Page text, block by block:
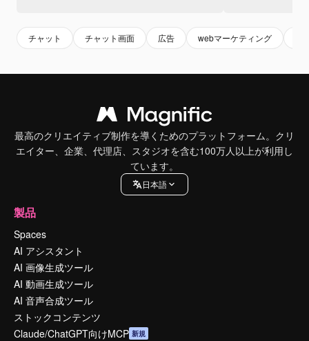
チャット チャット画面 広告 webマーケティング
最高のクリエイティブ制作を導くためのプラットフォーム。クリ
エイター、企業、代理店、スタジオを含む100万人以上が利用し
ています。
日本語
製品
Spaces
AI アシスタント
AI 画像生成ツール
AI 動画生成ツール
AI 音声合成ツール
ストックコンテンツ
Claude/ChatGPT向けMCP 新規